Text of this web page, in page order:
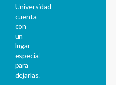
Universidad
cuenta
con
un
lugar
especial
para
dejarlas.